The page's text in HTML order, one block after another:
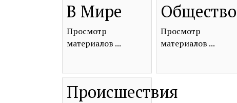
В Мире
Просмотр
материалов ...
Общество
Просмотр
материалов ...
Происшествия